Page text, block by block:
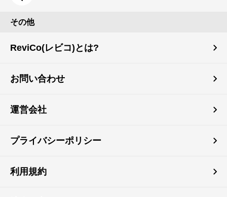
その他
ReviCo(レビコ)とは?
お問い合わせ
運営会社
プライバシーポリシー
利用規約